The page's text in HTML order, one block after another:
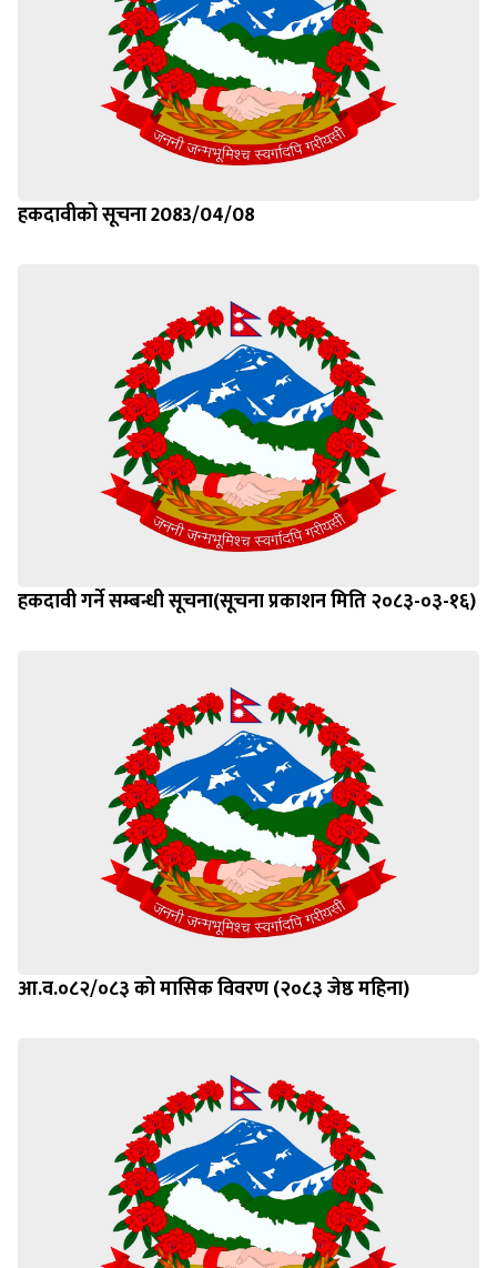
हकदावीको सूचना 2083/04/08
हकदावी गर्ने सम्बन्धी सूचना(सूचना प्रकाशन मिति २०८३-०३-१६)
आ.व.०८२/०८३ को मासिक विवरण (२०८३ जेष्ठ महिना)